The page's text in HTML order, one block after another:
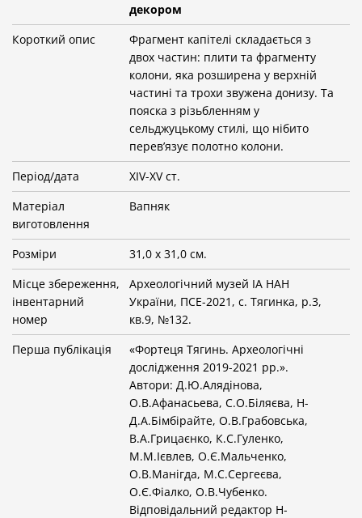
декором
Короткий опис
Фрагмент капітелі складається з
двох частин: плити та фрагменту
колони, яка розширена у верхній
частині та трохи звужена донизу. Та
пояска з різьбленням у
сельджуцькому стилі, що нібито
перев’язує полотно колони.
Період/дата
XIV-XV ст.
Матеріал
виготовлення
Вапняк
Розміри
31,0 х 31,0 см.
Місце збереження,
інвентарний
номер
Археологічний музей ІА НАН
України, ПСЕ-2021, с. Тягинка, р.3,
кв.9, №132.
Перша публікація
«Фортеця Тягинь. Археологічні
дослідження 2019-2021 рр.».
Автори: Д.Ю.Алядінова,
О.В.Афанасьева, С.О.Біляєва, Н-
Д.А.Бімбірайте, О.В.Грабовська,
В.А.Грицаєнко, К.С.Гуленко,
М.М.Ієвлев, О.Є.Мальченко,
О.В.Манігда, М.С.Сергеєва,
О.Є.Фіалко, О.В.Чубенко.
Відповідальний редактор Н-